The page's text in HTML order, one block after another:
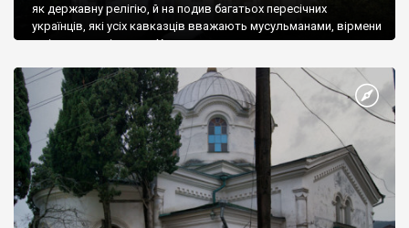
як державну релігію, й на подив багатьох пересічних
українців, які усіх кавказців вважають мусульманами, вірмени
є відданими вірянами Христа